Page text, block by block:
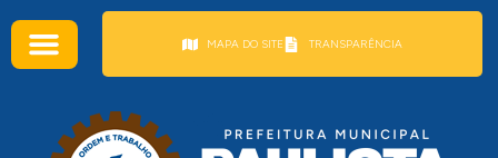
MAPA DO SITE TRANSPARÊNCIA